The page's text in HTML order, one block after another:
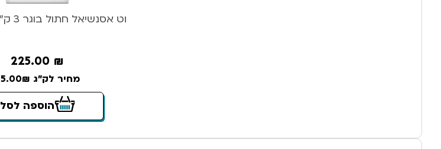
וט אסנשיאל חתול בוגר 3 ק”ג דנטל עוף
225.00 ₪
מחיר לק"ג 75.00₪
הוספה לסל